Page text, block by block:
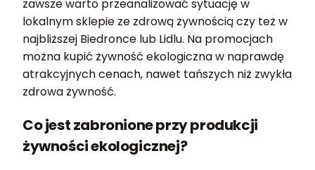
zawsze warto przeanalizować sytuację w
lokalnym sklepie ze zdrową żywnością czy też w
najbliższej Biedronce lub Lidlu. Na promocjach
można kupić żywność ekologiczna w naprawdę
atrakcyjnych cenach, nawet tańszych niż zwykła
zdrowa żywność.
Co jest zabronione przy produkcji
żywności ekologicznej?